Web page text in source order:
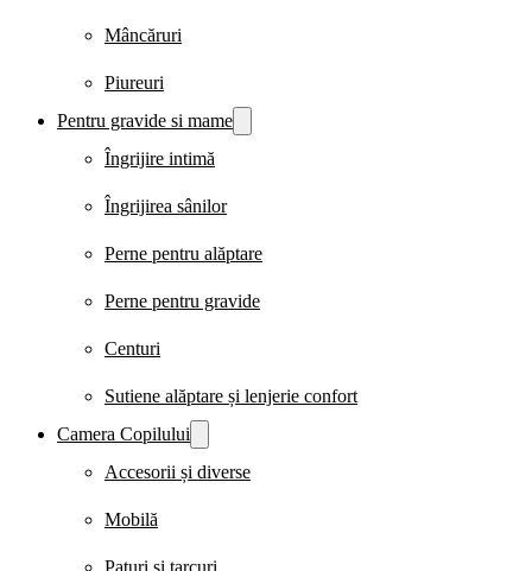
Mâncăruri
Piureuri
Pentru gravide si mame
Îngrijire intimă
Îngrijirea sânilor
Perne pentru alăptare
Perne pentru gravide
Centuri
Sutiene alăptare și lenjerie confort
Camera Copilului
Accesorii și diverse
Mobilă
Paturi și țarcuri